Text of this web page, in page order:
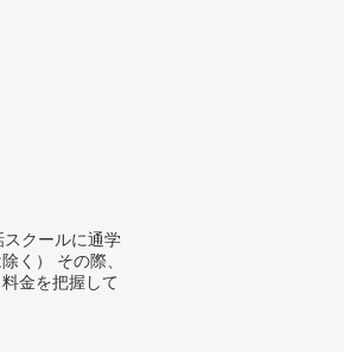
クールに通学
く） その際、
金を把握して